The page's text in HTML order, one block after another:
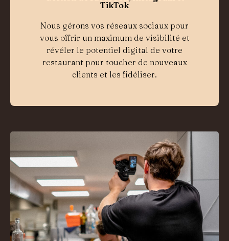
TikTok
Nous gérons vos réseaux sociaux pour
vous offrir un maximum de visibilité et
révéler le potentiel digital de votre
restaurant pour toucher de nouveaux
clients et les fidéliser.